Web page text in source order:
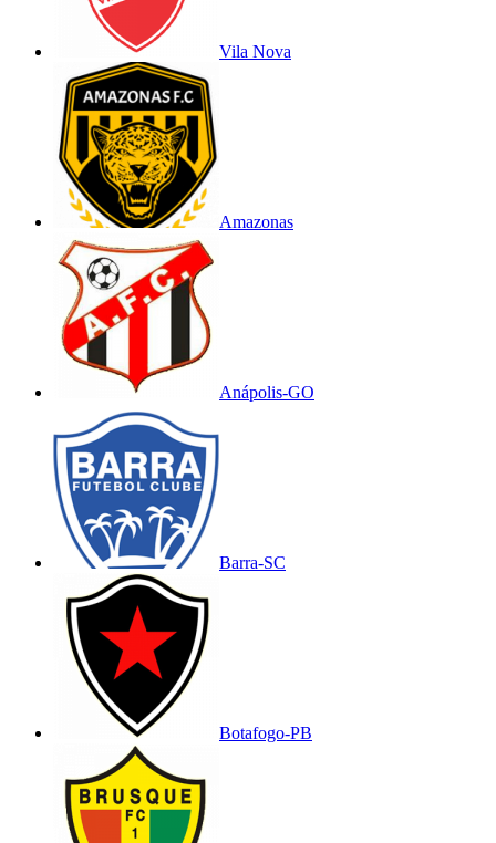
Vila Nova
Amazonas
Anápolis-GO
Barra-SC
Botafogo-PB